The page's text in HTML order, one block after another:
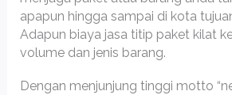
apapun hingga sampai di kota
Adapun biaya jasa titip paket kilat
volume dan jenis barang.
Dengan menjunjung tinggi motto